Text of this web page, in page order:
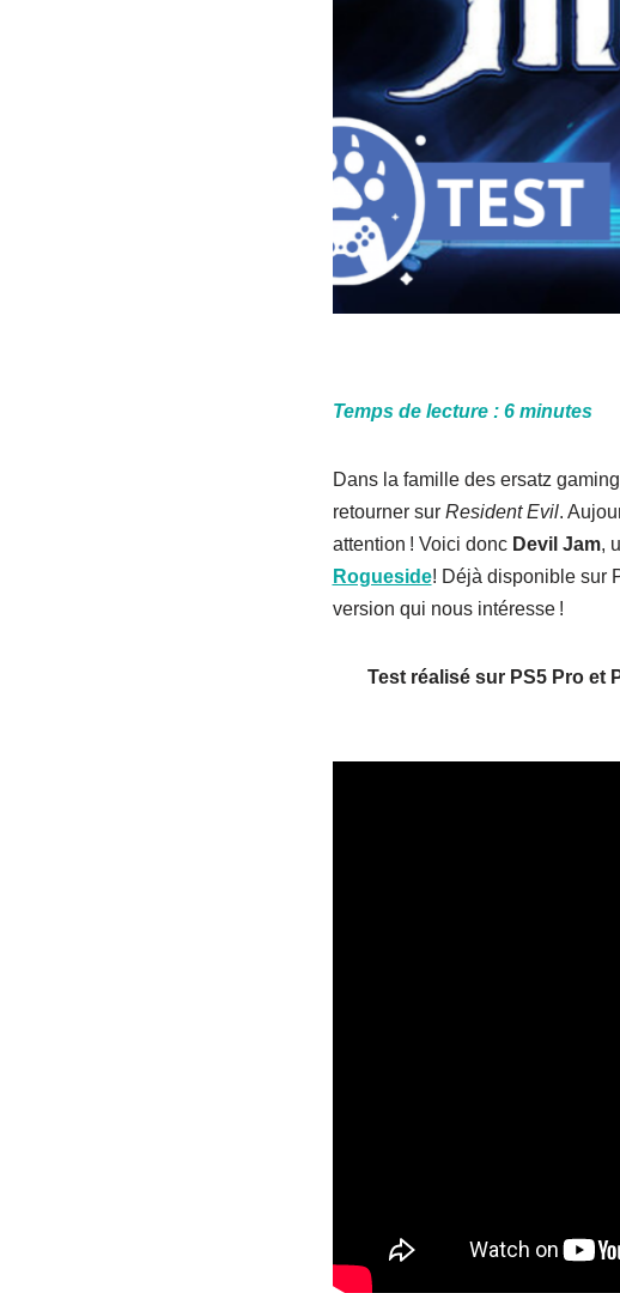
Temps de lecture : 6 minutes
Dans la famille des ersatz
retourner sur Resident Evil.
attention ! Voici donc Devil Jam,
Rogueside! Déjà disponible sur
version qui nous intéresse !
Test réalisé sur PS5 Pro et